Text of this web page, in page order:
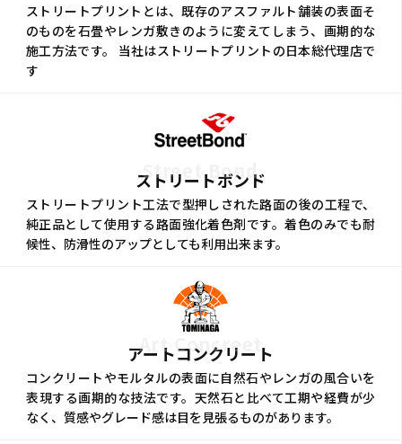
ストリートプリントとは、既存のアスファルト舗装の表面そ
のものを石畳やレンガ敷きのように変えてしまう、画期的な
施工方法です。 当社はストリートプリントの日本総代理店で
す
Street Bond
ストリートボンド
ストリートプリント工法で型押しされた路面の後の工程で、
純正品として使用する路面強化着色剤です。着色のみでも耐
候性、防滑性のアップとしても利用出来ます。
Art Concreet
アートコンクリート
コンクリートやモルタルの表面に自然石やレンガの風合いを
表現する画期的な技法です。天然石と比べて工期や経費が少
なく、質感やグレード感は目を見張るものがあります。